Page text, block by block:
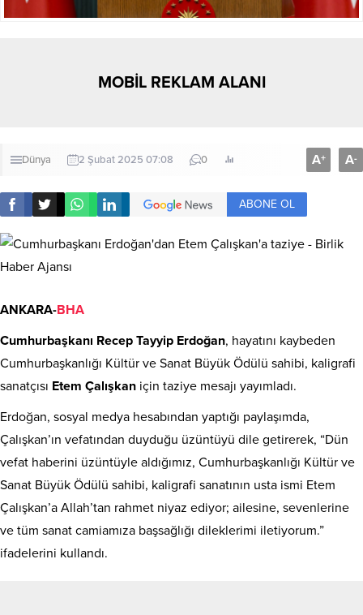
MOBİL REKLAM ALANI
Dünya 2 Şubat 2025 07:08 0 A+ A-
ABONE OL
ANKARA-BHA
Cumhurbaşkanı Recep Tayyip Erdoğan, hayatını kaybeden
Cumhurbaşkanlığı Kültür ve Sanat Büyük Ödülü sahibi, kaligrafi
sanatçısı Etem Çalışkan için taziye mesajı yayımladı.
Erdoğan, sosyal medya hesabından yaptığı paylaşımda,
Çalışkan’ın vefatından duyduğu üzüntüyü dile getirerek, “Dün
vefat haberini üzüntüyle aldığımız, Cumhurbaşkanlığı Kültür ve
Sanat Büyük Ödülü sahibi, kaligrafi sanatının usta ismi Etem
Çalışkan’a Allah’tan rahmet niyaz ediyor; ailesine, sevenlerine
ve tüm sanat camiamıza başsağlığı dileklerimi iletiyorum.”
ifadelerini kullandı.